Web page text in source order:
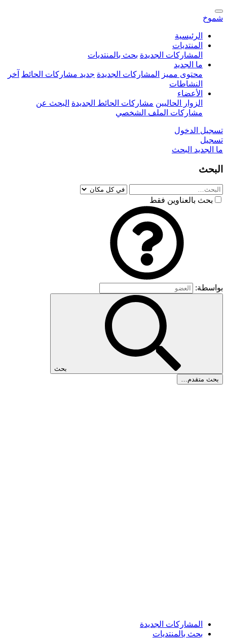
شموخ
الرئيسية
المنتديات
المشاركات الجديدة بحث بالمنتديات
ما الجديد
محتوى مميز
المشاركات الجديدة جديد مشاركات الحائط آخر
النشاطات
الأعضاء
الزوار الحاليين مشاركات الحائط الجديدة البحث عن
مشاركات الملف الشخصي
تسجيل الدخول
تسجيل
ما الجديد البحث
البحث
بحث بالعناوين فقط
بواسطة:
بحث
بحث متقدم…
المشاركات الجديدة
بحث بالمنتديات